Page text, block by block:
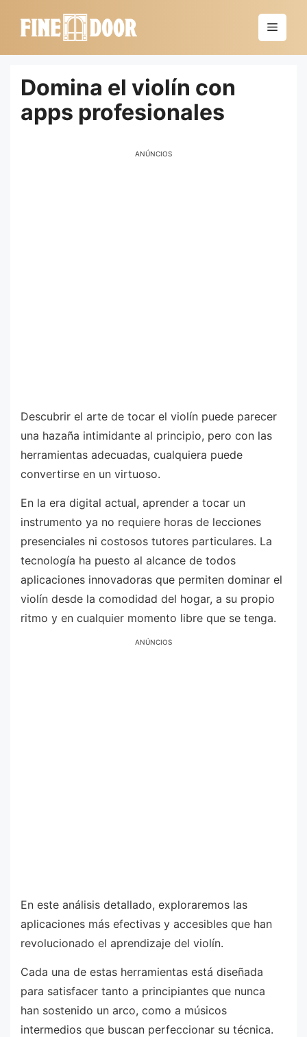
Menú
Domina el violín con
apps profesionales
ANÚNCIOS
Descubrir el arte de tocar el violín puede parecer
una hazaña intimidante al principio, pero con las
herramientas adecuadas, cualquiera puede
convertirse en un virtuoso.
En la era digital actual, aprender a tocar un
instrumento ya no requiere horas de lecciones
presenciales ni costosos tutores particulares. La
tecnología ha puesto al alcance de todos
aplicaciones innovadoras que permiten dominar el
violín desde la comodidad del hogar, a su propio
ritmo y en cualquier momento libre que se tenga.
ANÚNCIOS
En este análisis detallado, exploraremos las
aplicaciones más efectivas y accesibles que han
revolucionado el aprendizaje del violín.
Cada una de estas herramientas está diseñada
para satisfacer tanto a principiantes que nunca
han sostenido un arco, como a músicos
intermedios que buscan perfeccionar su técnica.